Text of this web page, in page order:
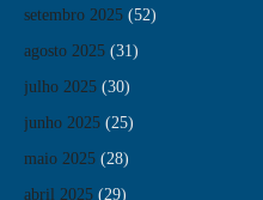
setembro 2025 (52)
agosto 2025 (31)
julho 2025 (30)
junho 2025 (25)
maio 2025 (28)
abril 2025 (29)